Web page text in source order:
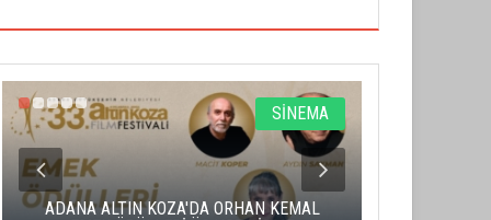
SİNEMA
ADANA ALTIN KOZA'DA ORHAN KEMAL